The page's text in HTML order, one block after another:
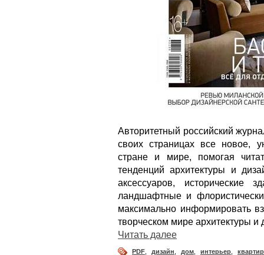
Авторитетный российский
своих страницах все новое,
стране и мире, помогая
тенденций архитектуры и
аксессуаров, исторические
ландшафтные и
максимально информировать
творческом мире архитектуры и
Читать далее
PDF дизайн дом интерьер